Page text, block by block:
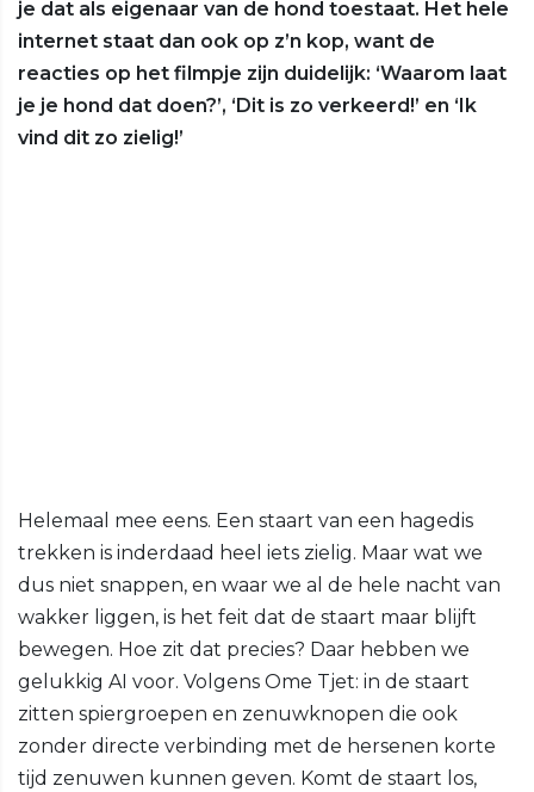
je dat als eigenaar van de hond toestaat. Het hele
internet staat dan ook op z’n kop, want de
reacties op het filmpje zijn duidelijk: ‘Waarom laat
je je hond dat doen?’, ‘Dit is zo verkeerd!’ en ‘Ik
vind dit zo zielig!’
Helemaal mee eens. Een staart van een hagedis
trekken is inderdaad heel iets zielig. Maar wat we
dus niet snappen, en waar we al de hele nacht van
wakker liggen, is het feit dat de staart maar blijft
bewegen. Hoe zit dat precies? Daar hebben we
gelukkig AI voor. Volgens Ome Tjet: in de staart
zitten spiergroepen en zenuwknopen die ook
zonder directe verbinding met de hersenen korte
tijd zenuwen kunnen geven. Komt de staart los,